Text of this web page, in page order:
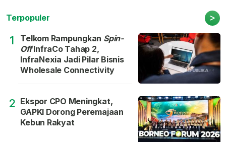
Terpopuler >
1 Telkom Rampungkan Spin-
OffInfraCo Tahap 2,
InfraNexia Jadi Pilar Bisnis
Wholesale Connectivity
2 Ekspor CPO Meningkat,
GAPKI Dorong Peremajaan
Kebun Rakyat